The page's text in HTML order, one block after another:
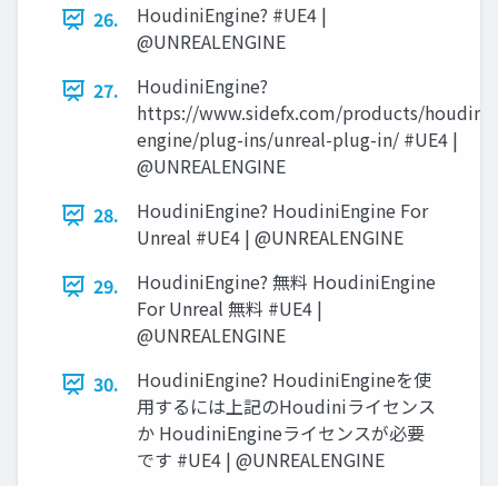
26.
HoudiniEngine? #UE4 |
@UNREALENGINE
27.
HoudiniEngine?
https://www.sidefx.com/products/houdini-
engine/plug-ins/unreal-plug-in/ #UE4 |
@UNREALENGINE
28.
HoudiniEngine? HoudiniEngine For
Unreal #UE4 | @UNREALENGINE
29.
HoudiniEngine? 無料 HoudiniEngine
For Unreal 無料 #UE4 |
@UNREALENGINE
30.
HoudiniEngine? HoudiniEngineを使
用するには上記のHoudiniライセンス
か HoudiniEngineライセンスが必要
です #UE4 | @UNREALENGINE